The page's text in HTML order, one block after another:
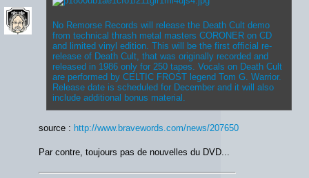
No Remorse Records will release the Death Cult demo
from technical thrash metal masters CORONER on CD
and limited vinyl edition. This will be the first official re-
release of Death Cult, that was originally recorded and
released in 1986 only for 250 tapes. Vocals on Death Cult
are performed by CELTIC FROST legend Tom G. Warrior.
Release date is scheduled for December and it will also
include additional bonus material.
source : http://www.bravewords.com/news/207650
Par contre, toujours pas de nouvelles du DVD...